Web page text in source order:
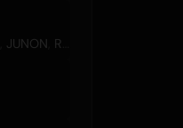
JUNON RYUHEI